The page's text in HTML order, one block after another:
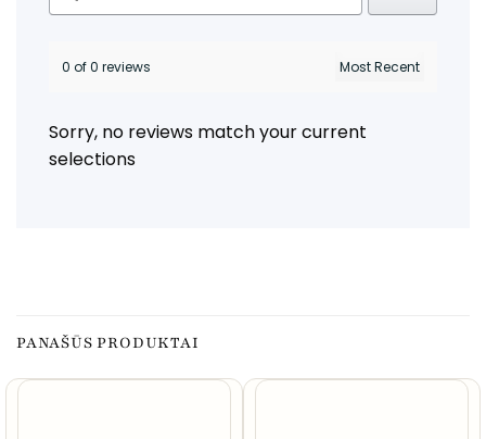
0 of 0 reviews
Sorry, no reviews match your current
selections
PANAŠŪS PRODUKTAI